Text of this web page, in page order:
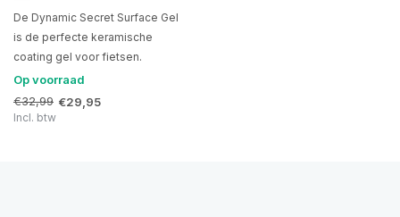
De Dynamic Secret Surface Gel
is de perfecte keramische
coating gel voor fietsen.
Op voorraad
€32,99 €29,95
Incl. btw